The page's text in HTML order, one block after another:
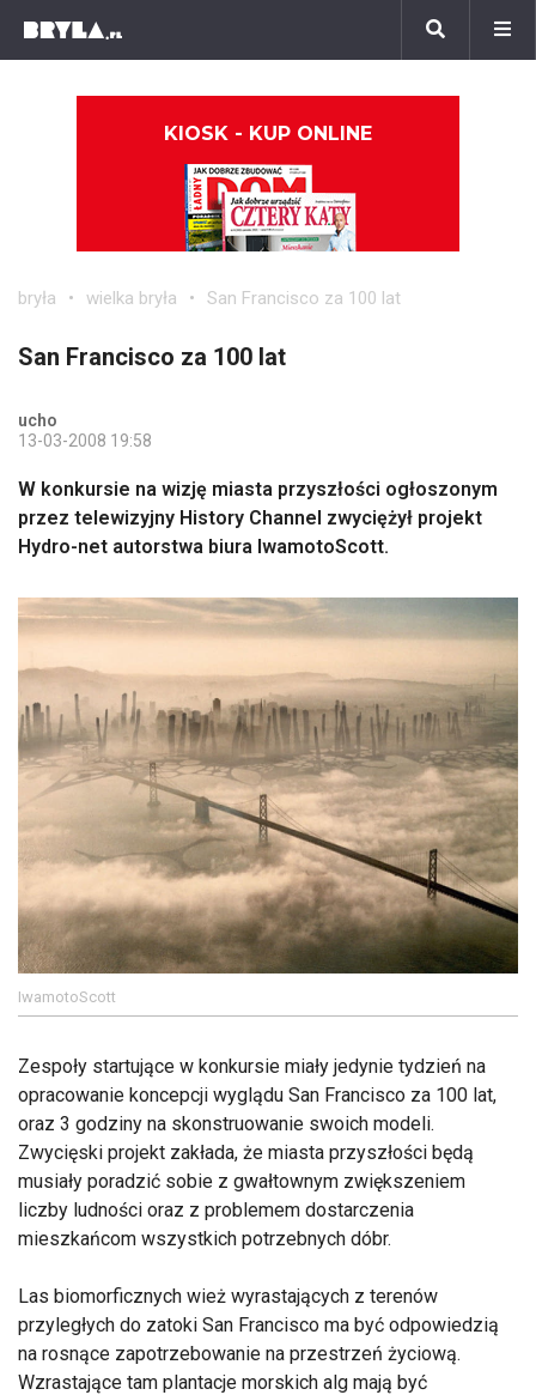
KIOSK - KUP ONLINE
bryła wielka bryła San Francisco za 100 lat
San Francisco za 100 lat
ucho
13-03-2008 19:58
W konkursie na wizję miasta przyszłości ogłoszonym
przez telewizyjny History Channel zwyciężył projekt
Hydro-net autorstwa biura IwamotoScott.
IwamotoScott
Zespoły startujące w konkursie miały jedynie tydzień na
opracowanie koncepcji wyglądu San Francisco za 100 lat,
oraz 3 godziny na skonstruowanie swoich modeli.
Zwycięski projekt zakłada, że miasta przyszłości będą
musiały poradzić sobie z gwałtownym zwiększeniem
liczby ludności oraz z problemem dostarczenia
mieszkańcom wszystkich potrzebnych dóbr.
Las biomorficznych wież wyrastających z terenów
przyległych do zatoki San Francisco ma być odpowiedzią
na rosnące zapotrzebowanie na przestrzeń życiową.
Wzrastające tam plantacje morskich alg mają być